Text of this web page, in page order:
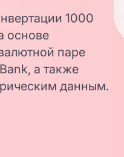
1000
основе
паре
а также
данным.